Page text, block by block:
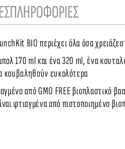
ΠΛΗΡΟΦΟΡΙΕΣ
BIO περιέχει όλα όσα
170 ml και ένα 320 ml, ένα
κουβαληθούν ευκολότερα
από GMO FREE βιοπλαστικό
φτιαγμένα από πιστοποιημένο